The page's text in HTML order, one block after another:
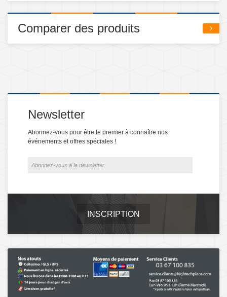
Comparer des produits
Newsletter
Abonnez-vous pour être le premier à connaître nos
événements et offres spéciales !
INSCRIPTION